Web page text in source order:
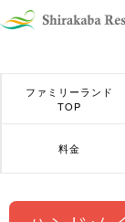
HOME
ファミリーランド
TOP
料金